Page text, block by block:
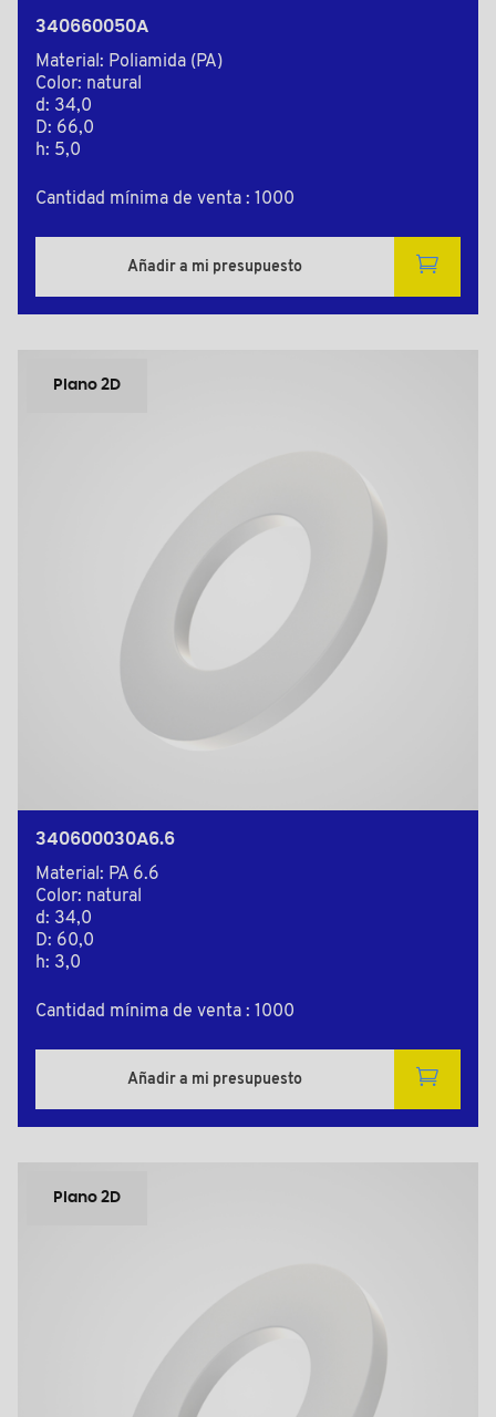
340660050A
Material: Poliamida (PA)
Color: natural
d: 34,0
D: 66,0
h: 5,0
Cantidad mínima de venta : 1000
Añadir a mi presupuesto
Plano 2D
340600030A6.6
Material: PA 6.6
Color: natural
d: 34,0
D: 60,0
h: 3,0
Cantidad mínima de venta : 1000
Añadir a mi presupuesto
Plano 2D